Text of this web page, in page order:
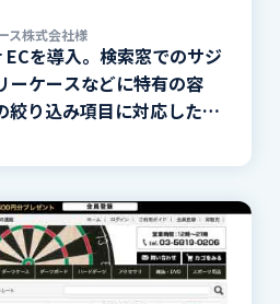
ス株式会社様
ECを導入。検索窓でのサジ
ーケースなどに特有の容
絞り込み項目に対応した検